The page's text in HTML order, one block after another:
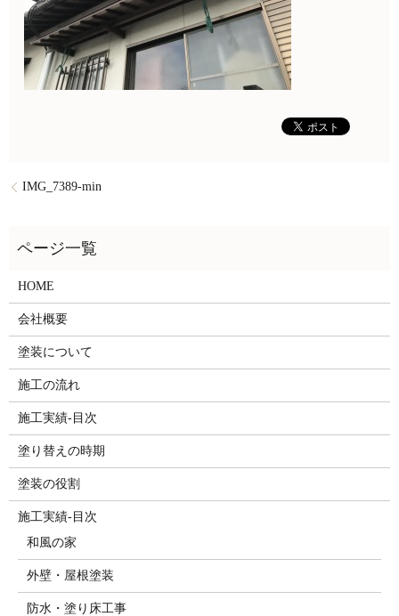
IMG_7389-min
HOME
会社概要
塗装について
施工の流れ
施工実績-目次
塗り替えの時期
塗装の役割
施工実績-目次
和風の家
外壁・屋根塗装
防水・塗り床工事